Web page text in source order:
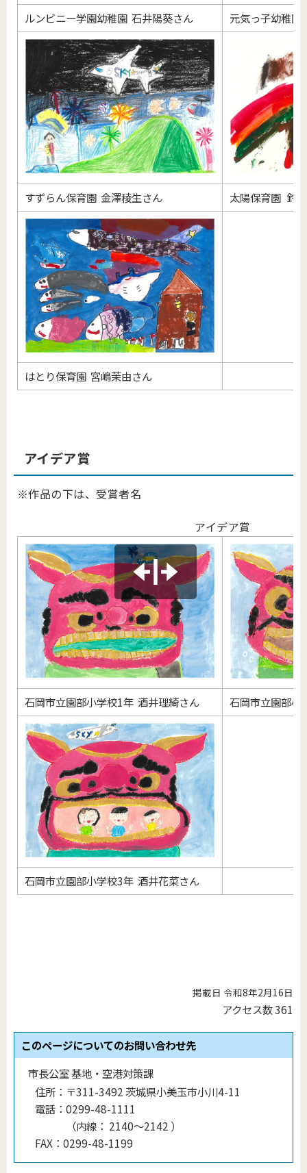
ルンビニー学園幼稚園 石井陽葵さん 元気っ子幼稚園
すずらん保育園 金澤稜生さん 太陽保育園 鈴
はとり保育園 宮嶋茉由さん
アイデア賞
※作品の下は、受賞者名
アイデア賞
石岡市立園部小学校1年 酒井理綺さん 石岡市立園部小
石岡市立園部小学校3年 酒井花菜さん
掲載日 令和8年2月16日
アクセス数361
このページについてのお問い合わせ先
市長公室 基地・空港対策課
住所： 〒311-3492 茨城県小美玉市小川4-11
電話： 0299-48-1111
（内線 ： 2140〜2142 ）
FAX： 0299-48-1199